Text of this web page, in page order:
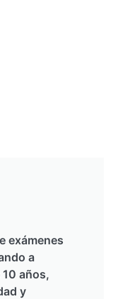
exámenes
a
años,
y